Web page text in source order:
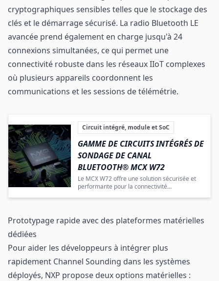
cryptographiques sensibles telles que le stockage des
clés et le démarrage sécurisé. La radio Bluetooth LE
avancée prend également en charge jusqu'à 24
connexions simultanées, ce qui permet une
connectivité robuste dans les réseaux IIoT complexes
où plusieurs appareils coordonnent les
communications et les sessions de télémétrie.
Circuit intégré, module et SoC
GAMME DE CIRCUITS INTÉGRÉS DE
SONDAGE DE CANAL
BLUETOOTH® MCX W72
Le MCX W72 offre une solution sécurisée et
performante pour la connectivité
Prototypage rapide avec des plateformes matérielles
dédiées
Pour aider les développeurs à intégrer plus
rapidement Channel Sounding dans les systèmes
déployés, NXP propose deux options matérielles :